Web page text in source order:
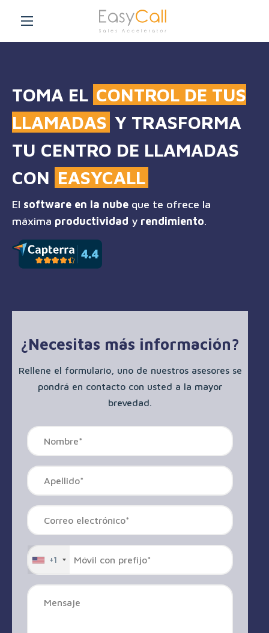
TOMA EL CONTROL DE TUS
LLAMADAS Y TRASFORMA
TU CENTRO DE LLAMADAS
CON EASYCALL
El software en la nube que te ofrece la
máxima productividad y rendimiento.
¿Necesitas más información?
Rellene el formulario, uno de nuestros asesores se
pondrá en contacto con usted a la mayor
brevedad.
+1